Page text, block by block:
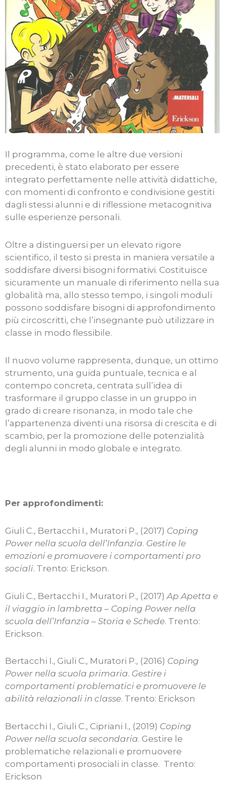
Il programma, come le altre due versioni
precedenti, è stato elaborato per essere
integrato perfettamente nelle attività didattiche,
con momenti di confronto e condivisione gestiti
dagli stessi alunni e di riflessione metacognitiva
sulle esperienze personali.
Oltre a distinguersi per un elevato rigore
scientifico, il testo si presta in maniera versatile a
soddisfare diversi bisogni formativi. Costituisce
sicuramente un manuale di riferimento nella sua
globalità ma, allo stesso tempo, i singoli moduli
possono soddisfare bisogni di approfondimento
più circoscritti, che l’insegnante può utilizzare in
classe in modo flessibile.
Il nuovo volume rappresenta, dunque, un ottimo
strumento, una guida puntuale, tecnica e al
contempo concreta, centrata sull’idea di
trasformare il gruppo classe in un gruppo in
grado di creare risonanza, in modo tale che
l’appartenenza diventi una risorsa di crescita e di
scambio, per la promozione delle potenzialità
degli alunni in modo globale e integrato.
Per approfondimenti:
Giuli C., Bertacchi I., Muratori P., (2017) Coping
Power nella scuola dell’Infanzia. Gestire le
emozioni e promuovere i comportamenti pro
sociali. Trento: Erickson.
Giuli C., Bertacchi I., Muratori P., (2017) Ap Apetta e
il viaggio in lambretta – Coping Power nella
scuola dell’Infanzia – Storia e Schede. Trento:
Erickson.
Bertacchi I., Giuli C., Muratori P., (2016) Coping
Power nella scuola primaria. Gestire i
comportamenti problematici e promuovere le
abilità relazionali in classe. Trento: Erickson
Bertacchi I., Giuli C., Cipriani I., (2019) Coping
Power nella scuola secondaria. Gestire le
problematiche relazionali e promuovere
comportamenti prosociali in classe. Trento:
Erickson